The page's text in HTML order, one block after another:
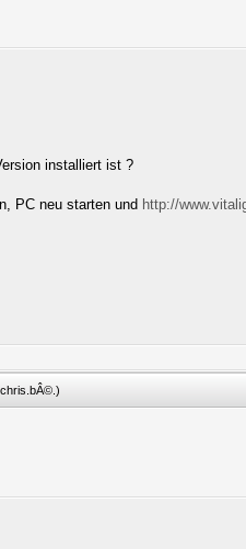
installiert ist ?
PC neu starten und http://
chris.bÂ© .)